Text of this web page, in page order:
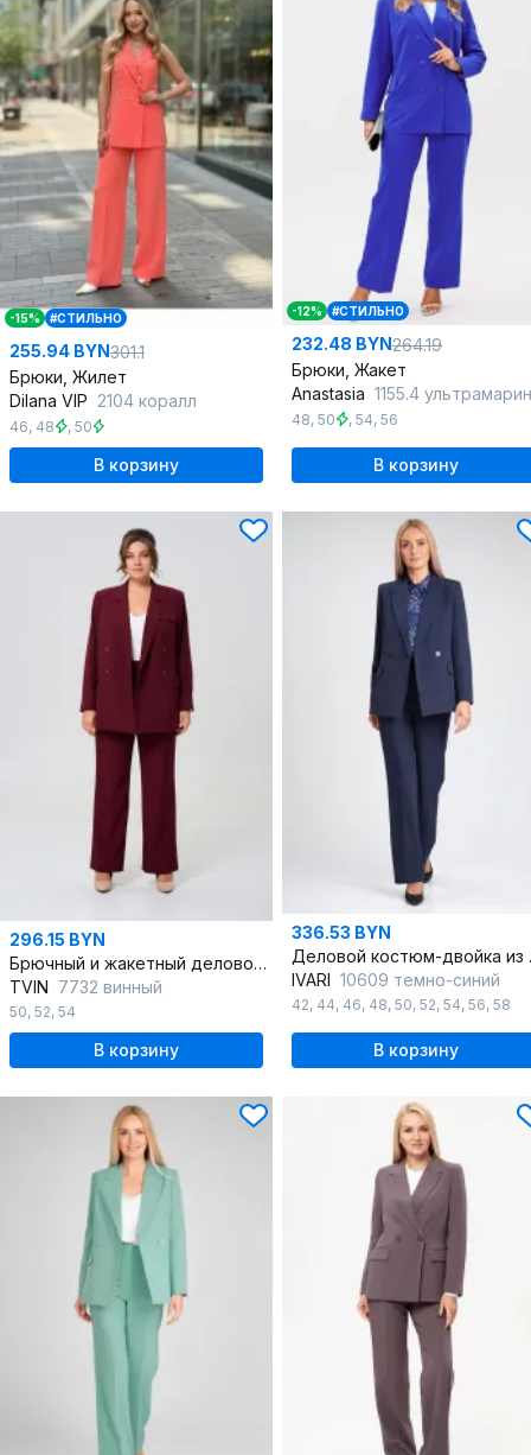
-15% #СТИЛЬНО
255.94 BYN301.1
Брюки, Жилет
Dilana VIP 2104 коралл
46, 48 , 50
В корзину
-12% #СТИЛЬНО
232.48 BYN264.19
Брюки, Жакет
Anastasia 1155.4 ультрамарин
48, 50 , 54, 56
В корзину
296.15 BYN
Брючный и жакетный деловой комплект из ткани для женщин
TVIN 7732 винный
50, 52, 54
В корзину
336.53 BYN
IVARI 10609 темно-синий
42, 44, 46, 48, 50, 52, 54, 56, 58
В корзину